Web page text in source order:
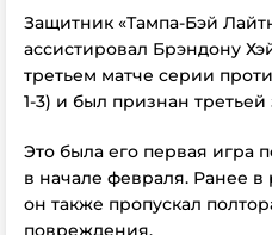
Защитник «Тампа-Бэй
ассистировал Брэндону
третьем матче серии
1-3) и был признан
Это была его первая игра
в начале февраля. Ранее
он также пропускал
повреждения.